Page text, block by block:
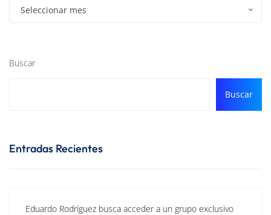
Seleccionar mes
Buscar
Buscar
Entradas Recientes
Eduardo Rodríguez busca acceder a un grupo exclusivo